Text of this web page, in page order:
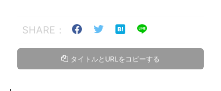
SHARE：
タイトルとURLをコピーする